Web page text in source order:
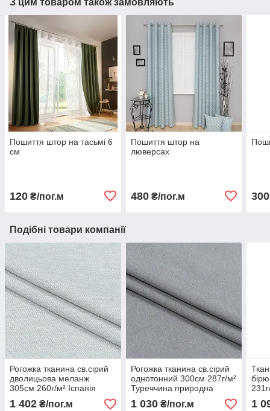
З цим товаром також замовляють
Пошиття штор на тасьмі 6
см
120 ₴/пог.м
Пошиття штор на
люверсах
480₴/пог.м 300
Подібні товари компанії
Рогожка тканина св.сірий
дволицьова меланж
305см 260г/м² Іспанія
фактурна поверхня
1 402 ₴/пог.м
Рогожка тканина св.сірий
однотонний 300см 287г/м²
Туреччина природна
текстура
1 030₴/пог.м 1